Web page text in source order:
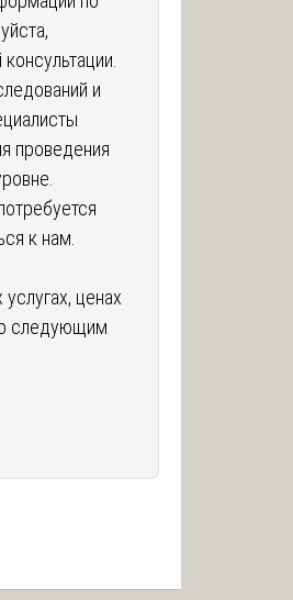
и
проведения
к нам.
ценах
следующим